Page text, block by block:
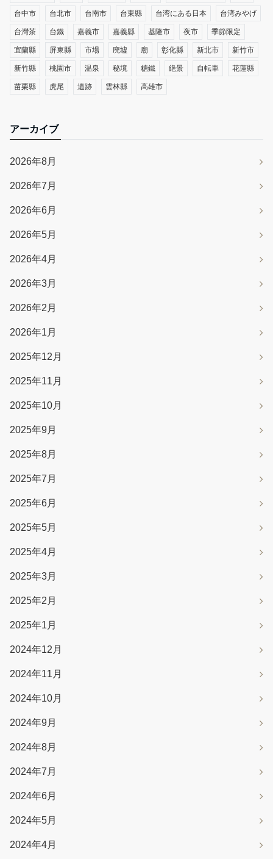
台中市 台北市 台南市 台東縣 台湾にある日本 台湾みやげ
台灣茶 台鐵 嘉義市 嘉義縣 基隆市 夜市 季節限定
宜蘭縣 屏東縣 市場 廃墟 廟 彰化縣 新北市 新竹市
新竹縣 桃園市 温泉 秘境 糖鐵 絶景 自転車 花蓮縣
苗栗縣 虎尾 遺跡 雲林縣 高雄市
アーカイブ
2026年8月
2026年7月
2026年6月
2026年5月
2026年4月
2026年3月
2026年2月
2026年1月
2025年12月
2025年11月
2025年10月
2025年9月
2025年8月
2025年7月
2025年6月
2025年5月
2025年4月
2025年3月
2025年2月
2025年1月
2024年12月
2024年11月
2024年10月
2024年9月
2024年8月
2024年7月
2024年6月
2024年5月
2024年4月